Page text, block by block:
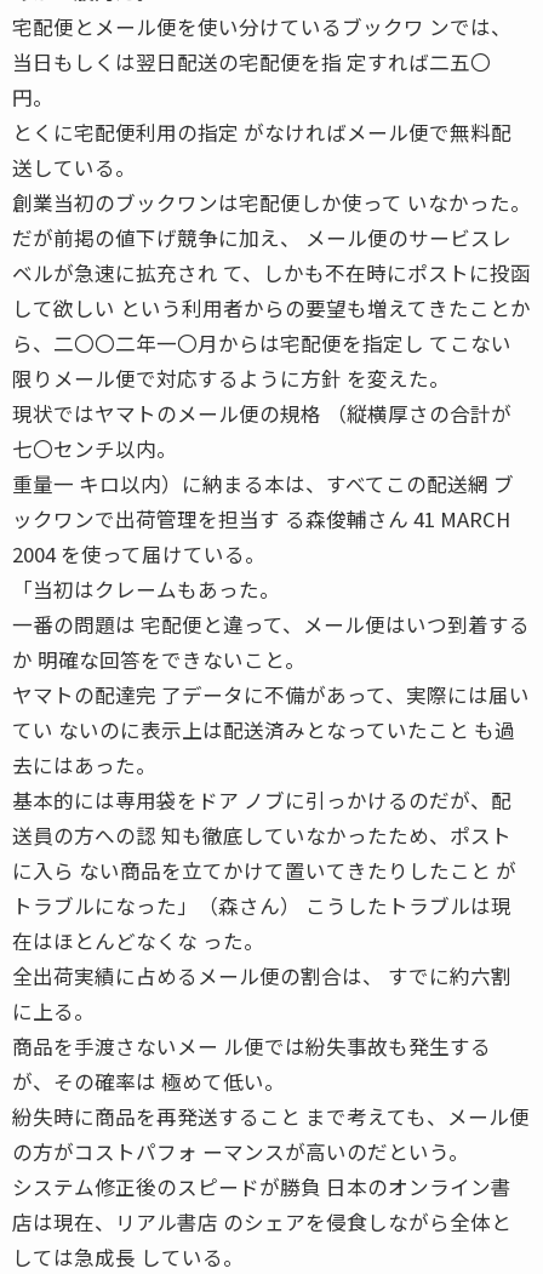
宅配便とメール便を使い分けているブックワ ンでは、
当日もしくは翌日配送の宅配便を指 定すれば二五〇
円。
とくに宅配便利用の指定 がなければメール便で無料配
送している。
創業当初のブックワンは宅配便しか使って いなかった。
だが前掲の値下げ競争に加え、 メール便のサービスレ
ベルが急速に拡充され て、しかも不在時にポストに投函
して欲しい という利用者からの要望も増えてきたことか
ら、二〇〇二年一〇月からは宅配便を指定し てこない
限りメール便で対応するように方針 を変えた。
現状ではヤマトのメール便の規格 （縦横厚さの合計が
七〇センチ以内。
重量一 キロ以内）に納まる本は、すべてこの配送網 ブ
ックワンで出荷管理を担当す る森俊輔さん 41 MARCH
2004 を使って届けている。
「当初はクレームもあった。
一番の問題は 宅配便と違って、メール便はいつ到着する
か 明確な回答をできないこと。
ヤマトの配達完 了データに不備があって、実際には届い
てい ないのに表示上は配送済みとなっていたこと も過
去にはあった。
基本的には専用袋をドア ノブに引っかけるのだが、配
送員の方への認 知も徹底していなかったため、ポスト
に入ら ない商品を立てかけて置いてきたりしたこと が
トラブルになった」（森さん） こうしたトラブルは現
在はほとんどなくな った。
全出荷実績に占めるメール便の割合は、 すでに約六割
に上る。
商品を手渡さないメー ル便では紛失事故も発生する
が、その確率は 極めて低い。
紛失時に商品を再発送すること まで考えても、メール便
の方がコストパフォ ーマンスが高いのだという。
システム修正後のスピードが勝負 日本のオンライン書
店は現在、リアル書店 のシェアを侵食しながら全体と
しては急成長 している。